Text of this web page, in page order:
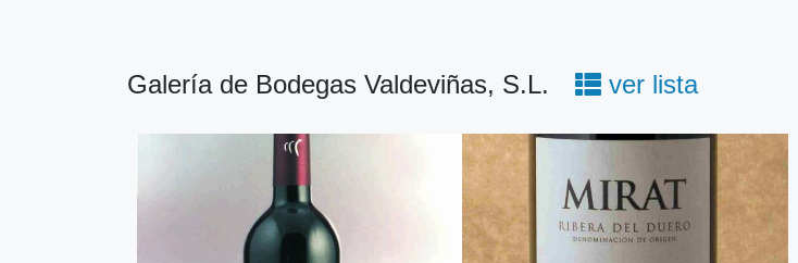
Galería de Bodegas Valdeviñas, S.L. ver lista